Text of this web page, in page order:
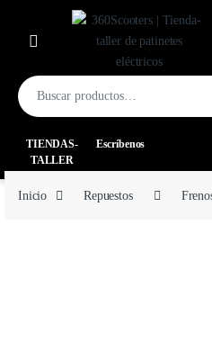
TIENDAS-
TALLER
Escríbenos
Inicio Repuestos